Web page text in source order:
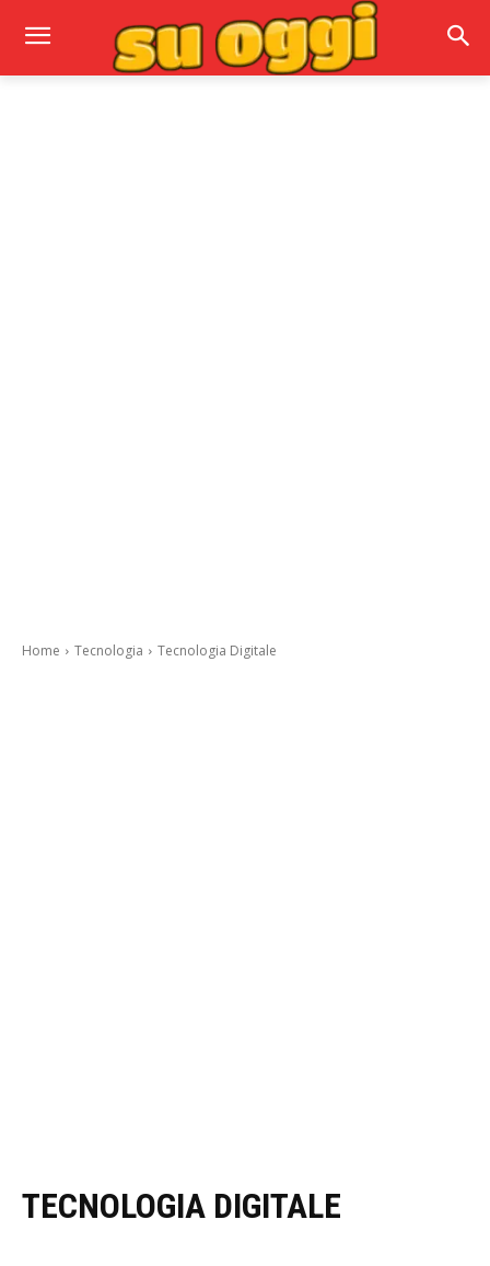
Home Tecnologia Tecnologia Digitale
TECNOLOGIA DIGITALE